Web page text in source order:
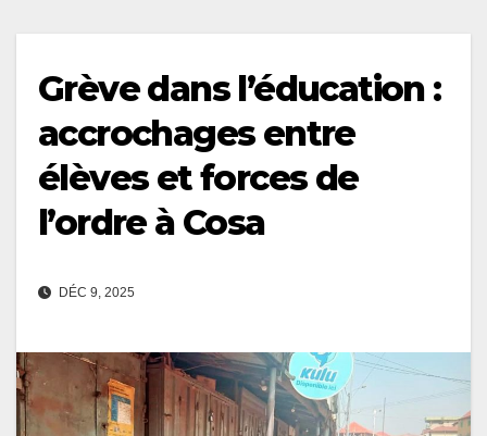
Grève dans l’éducation :
accrochages entre
élèves et forces de
l’ordre à Cosa
DÉC 9, 2025